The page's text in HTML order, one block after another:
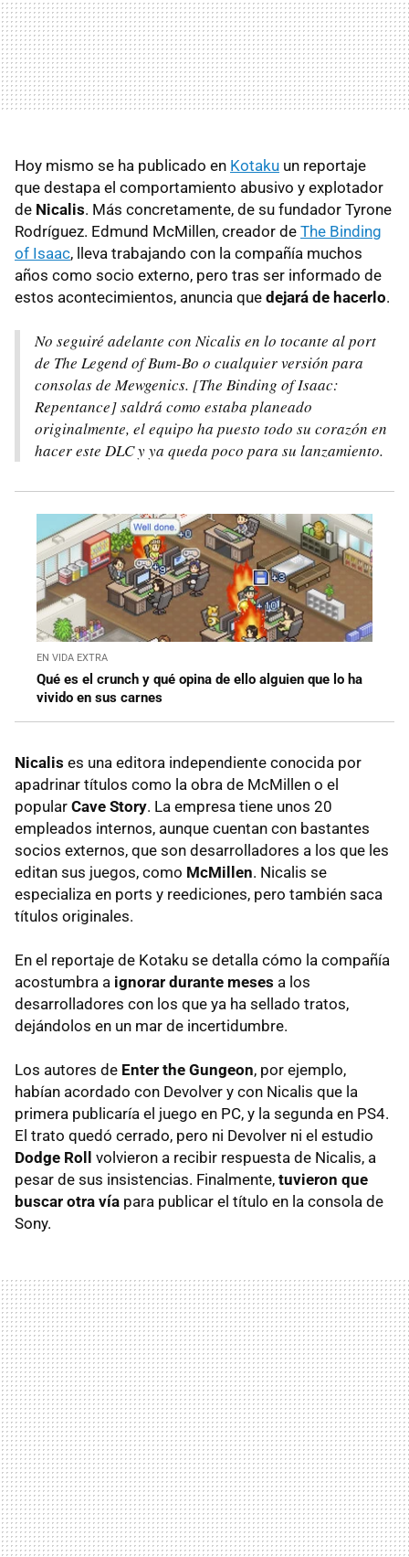
Hoy mismo se ha publicado en Kotaku un reportaje
que destapa el comportamiento abusivo y explotador
de Nicalis. Más concretamente, de su fundador Tyrone
Rodríguez. Edmund McMillen, creador de The Binding
of Isaac, lleva trabajando con la compañía muchos
años como socio externo, pero tras ser informado de
estos acontecimientos, anuncia que dejará de hacerlo.
No seguiré adelante con Nicalis en lo tocante al port
de The Legend of Bum-Bo o cualquier versión para
consolas de Mewgenics. [The Binding of Isaac:
Repentance] saldrá como estaba planeado
originalmente, el equipo ha puesto todo su corazón en
hacer este DLC y ya queda poco para su lanzamiento.
EN VIDA EXTRA
Qué es el crunch y qué opina de ello alguien que lo ha
vivido en sus carnes
Nicalis es una editora independiente conocida por
apadrinar títulos como la obra de McMillen o el
popular Cave Story. La empresa tiene unos 20
empleados internos, aunque cuentan con bastantes
socios externos, que son desarrolladores a los que les
editan sus juegos, como McMillen. Nicalis se
especializa en ports y reediciones, pero también saca
títulos originales.
En el reportaje de Kotaku se detalla cómo la compañía
acostumbra a ignorar durante meses a los
desarrolladores con los que ya ha sellado tratos,
dejándolos en un mar de incertidumbre.
Los autores de Enter the Gungeon, por ejemplo,
habían acordado con Devolver y con Nicalis que la
primera publicaría el juego en PC, y la segunda en PS4.
El trato quedó cerrado, pero ni Devolver ni el estudio
Dodge Roll volvieron a recibir respuesta de Nicalis, a
pesar de sus insistencias. Finalmente, tuvieron que
buscar otra vía para publicar el título en la consola de
Sony.